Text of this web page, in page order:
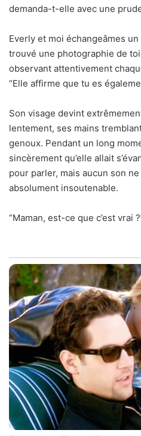
demanda-t-elle avec une
Everly et moi échangeâmes un
trouvé une photographie de
observant attentivement
“Elle affirme que tu es
Son visage devint
lentement, ses mains
genoux. Pendant un long
sincèrement qu’elle allait
pour parler, mais aucun son
absolument insoutenable.
“Maman, est-ce que c’est vrai